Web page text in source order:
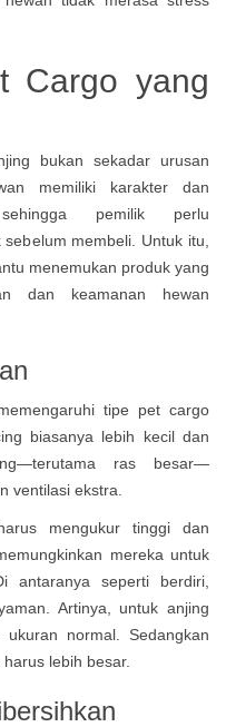
Cargo yang
bukan sekadar urusan
memiliki karakter dan
pemilik perlu
membeli. Untuk itu,
menemukan produk yang
dan keamanan hewan
tipe pet cargo
biasanya lebih kecil dan
ras besar—
ventilasi ekstra.
mengukur tinggi dan
mereka untuk
antaranya seperti berdiri,
Artinya, untuk anjing
ukuran normal. Sedangkan
lebih besar.